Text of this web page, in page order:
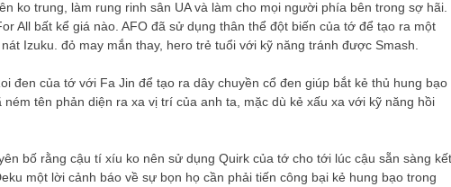
ko trung, làm rung rinh sân UA và làm cho mọi người phía bên trong sợ hãi.
All bất kể giá nào. AFO đã sử dụng thân thể đột biến của tớ để tạo ra một
Izuku. đỏ may mắn thay, hero trẻ tuổi với kỹ năng tránh được Smash.
đen của tớ với Fa Jin để tạo ra dây chuyền cổ đen giúp bắt kẻ thủ hung bạo
tên phản diện ra xa vị trí của anh ta, mặc dù kẻ xấu xa với kỹ năng hồi
bố rằng cậu tí xíu ko nên sử dụng Quirk của tớ cho tới lúc cậu sẵn sàng kết
một lời cảnh báo về sự bọn họ cần phải tiến công bại kẻ hung bạo trong